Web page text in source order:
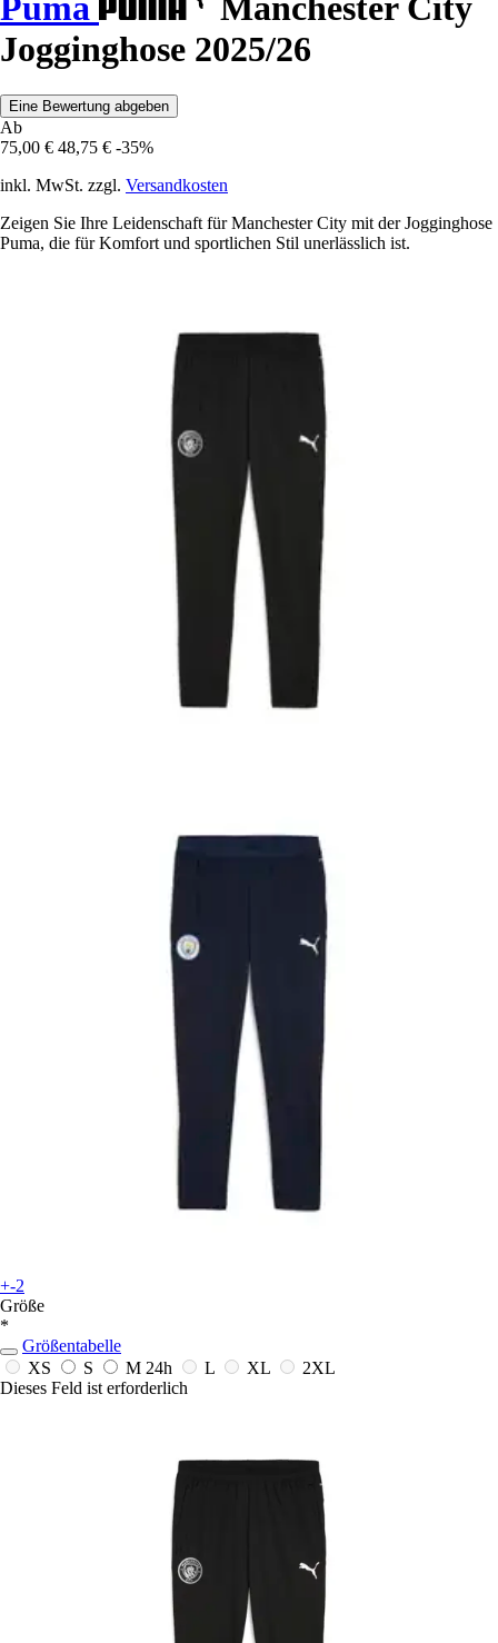
Jogginghose 2025/26
Eine Bewertung abgeben
Ab
75,00 € 48,75 € -35%
inkl. MwSt. zzgl. Versandkosten
Zeigen Sie Ihre Leidenschaft für Manchester City mit der Jogginghose
Puma, die für Komfort und sportlichen Stil unerlässlich ist.
+-2
Größe
*
Größentabelle
XS
S M 24h L XL
2XL
Dieses Feld ist erforderlich